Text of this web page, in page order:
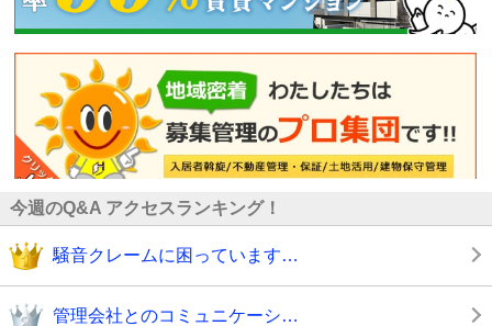
今週のQ&A アクセスランキング！
騒音クレームに困っています…
管理会社とのコミュニケーシ…